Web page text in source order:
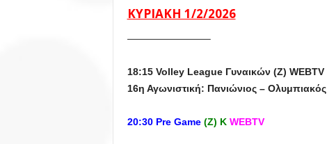
ΚΥΡΙΑΚΗ 1/2/2026
————————–
18:15 Volley League Γυναικών (Z) WEBTV
16η Αγωνιστική: Πανιώνιος – Ολυμπιακός
20:30 Pre Game(Ζ) Κ WEBTV